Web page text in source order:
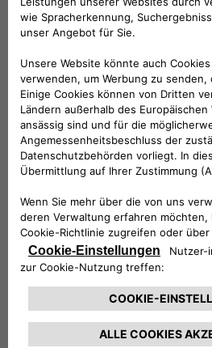
ZUR SAMMLUNG
EVENTBEREICH
HIER NEHMEN